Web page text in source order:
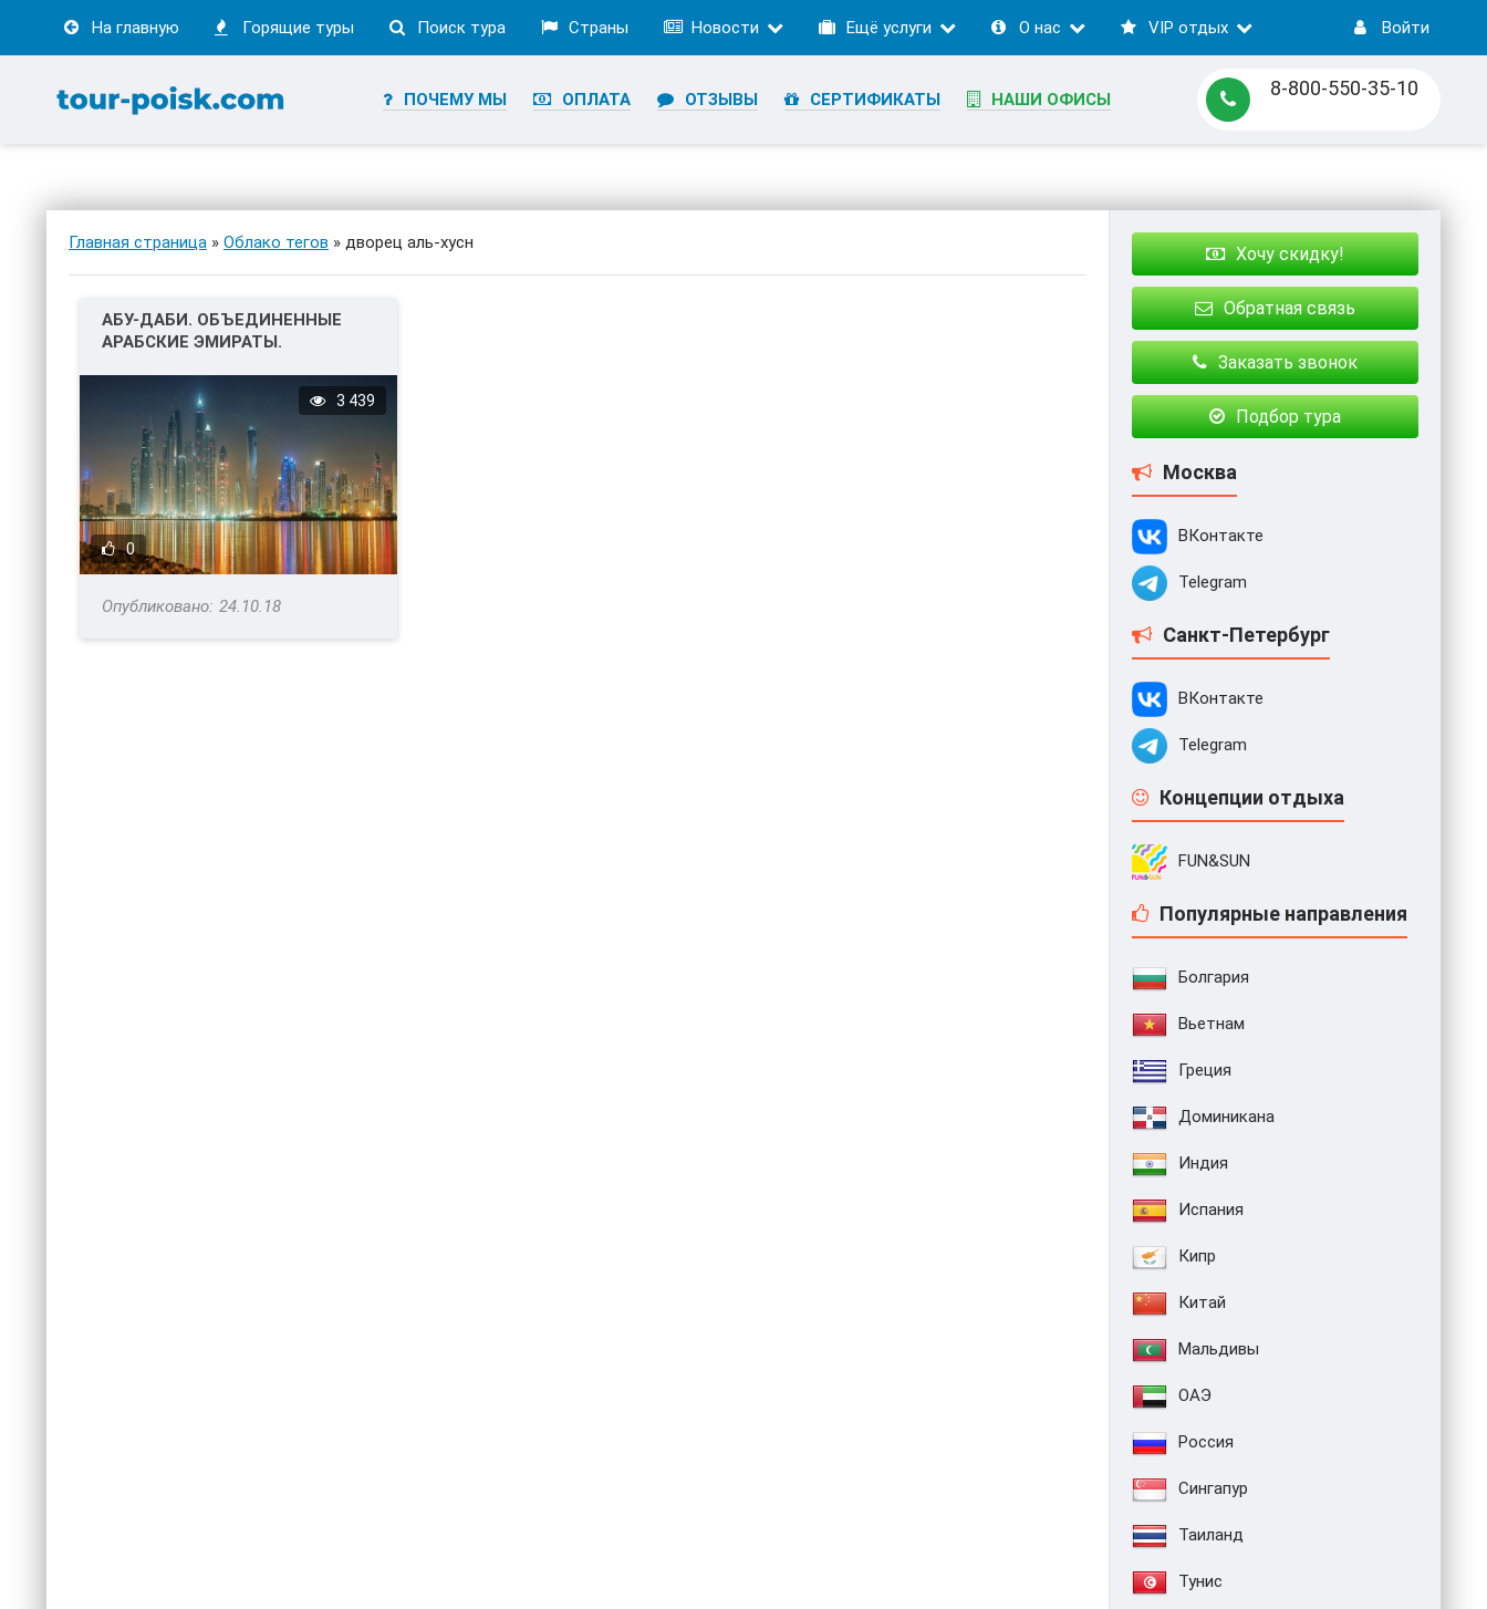
На главную Горящие туры Поиск тура Страны Новости Ещё услуги О нас VIP отдых Войти
ПОЧЕМУ МЫ ОПЛАТА ОТЗЫВЫ СЕРТИФИКАТЫ НАШИ ОФИСЫ 8-800-550-35-10
Главная страница » Облако тегов » дворец аль-хусн
АБУ-ДАБИ. ОБЪЕДИНЕННЫЕ
АРАБСКИЕ ЭМИРАТЫ.
0
3 439
24.10.18
Хочу скидку!
Обратная связь
Заказать звонок
Подбор тура
Москва
ВКонтакте
Telegram
Санкт-Петербург
ВКонтакте
Telegram
Концепции отдыха
FUN&SUN
Популярные направления
Болгария
Вьетнам
Греция
Доминикана
Индия
Испания
Кипр
Китай
Мальдивы
ОАЭ
Россия
Сингапур
Таиланд
Тунис